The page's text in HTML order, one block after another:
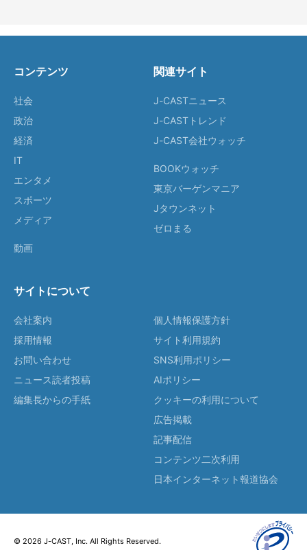
コンテンツ
社会
政治
経済
IT
エンタメ
スポーツ
メディア
動画
関連サイト
J-CASTニュース
J-CASTトレンド
J-CAST会社ウォッチ
BOOKウォッチ
東京バーゲンマニア
Jタウンネット
ゼロまる
サイトについて
会社案内
採用情報
お問い合わせ
ニュース読者投稿
編集長からの手紙
個人情報保護方針
サイト利用規約
SNS利用ポリシー
AIポリシー
クッキーの利用について
広告掲載
記事配信
コンテンツ二次利用
日本インターネット報道協会
© 2026 J-CAST, Inc. All Rights Reserved.